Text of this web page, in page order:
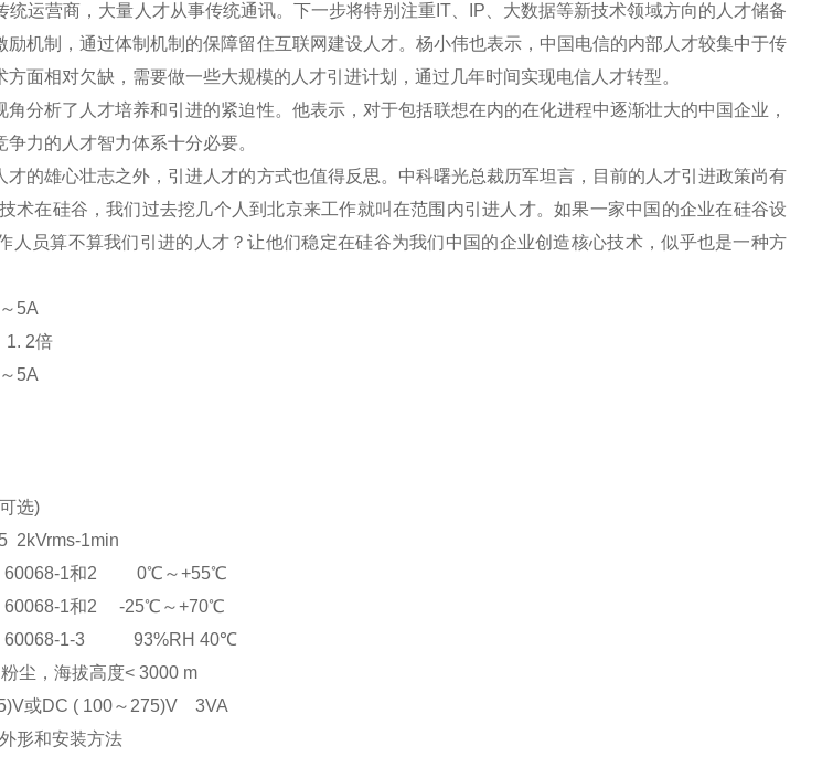
营商，大量人才从事传统通讯。下一步将特别注重IT、IP、大数据等新技术领域方向的人才储备
机制，通过体制机制的保障留住互联网建设人才。杨小伟也表示，中国电信的内部人才较集中于传
面相对欠缺，需要做一些大规模的人才引进计划，通过几年时间实现电信人才转型。
析了人才培养和引进的紧迫性。他表示，对于包括联想在内的在化进程中逐渐壮大的中国企业，
力的人才智力体系十分必要。
雄心壮志之外，引进人才的方式也值得反思。中科曙光总裁历军坦言，目前的人才引进政策尚有
术在硅谷，我们过去挖几个人到北京来工作就叫在范围内引进人才。如果一家中国的企业在硅谷设
人员算不算我们引进的人才？让他们稳定在硅谷为我们中国的企业创造核心技术，似乎也是一种方
～5A
1. 2倍
～5A
选)
1min
60068-1和2 0℃～+55℃
60068-1和2 -25℃～+70℃
60068-1-3 93%RH 40℃
尘，海拔高度< 3000 m
或DC ( 100～275)V 3VA
外形和安装方法